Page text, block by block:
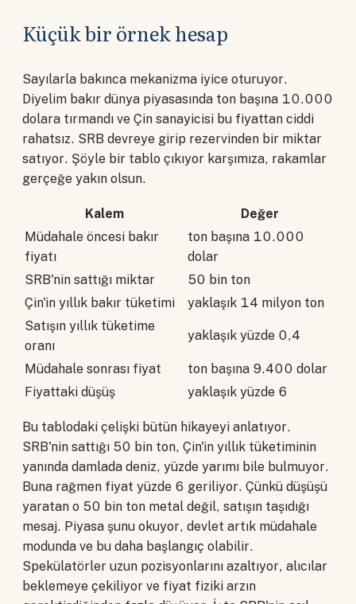
Küçük bir örnek hesap
Sayılarla bakınca mekanizma iyice oturuyor.
Diyelim bakır dünya piyasasında ton başına 10.000
dolara tırmandı ve Çin sanayicisi bu fiyattan ciddi
rahatsız. SRB devreye girip rezervinden bir miktar
satıyor. Şöyle bir tablo çıkıyor karşımıza, rakamlar
gerçeğe yakın olsun.
Kalem
Değer
Müdahale öncesi bakır
fiyatı
ton başına 10.000
dolar
SRB'nin sattığı miktar
50 bin ton
Çin'in yıllık bakır tüketimi
yaklaşık 14 milyon ton
Satışın yıllık tüketime
oranı
yaklaşık yüzde 0,4
Müdahale sonrası fiyat
ton başına 9.400 dolar
Fiyattaki düşüş
yaklaşık yüzde 6
Bu tablodaki çelişki bütün hikayeyi anlatıyor.
SRB'nin sattığı 50 bin ton, Çin'in yıllık tüketiminin
yanında damlada deniz, yüzde yarımı bile bulmuyor.
Buna rağmen fiyat yüzde 6 geriliyor. Çünkü düşüşü
yaratan o 50 bin ton metal değil, satışın taşıdığı
mesaj. Piyasa şunu okuyor, devlet artık müdahale
modunda ve bu daha başlangıç olabilir.
Spekülatörler uzun pozisyonlarını azaltıyor, alıcılar
beklemeye çekiliyor ve fiyat fiziki arzın